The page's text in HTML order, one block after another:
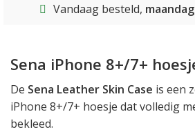
Vandaag besteld,
Sena iPhone 8+/7+
De Sena Leather Skin Case is een
iPhone 8+/7+ hoesje dat volledig
bekleed.